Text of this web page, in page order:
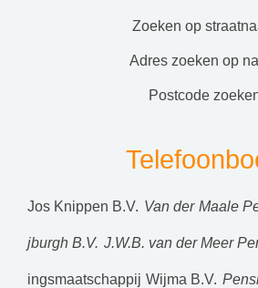
zoeken op
adres zoeken op
postcode
Jos Knippen B.V. Van der Maale
jburgh B.V. J.W.B. van der Meer
ingsmaatschappij Wijma B.V.